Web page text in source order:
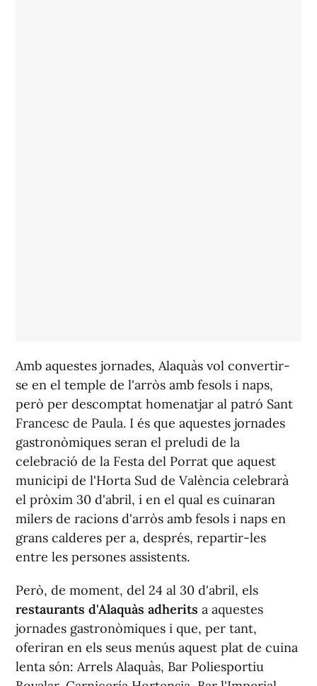
Amb aquestes jornades, Alaquàs vol convertir-
se en el temple de l'arròs amb fesols i naps,
però per descomptat homenatjar al patró Sant
Francesc de Paula. I és que aquestes jornades
gastronòmiques seran el preludi de la
celebració de la Festa del Porrat que aquest
municipi de l'Horta Sud de València celebrarà
el pròxim 30 d'abril, i en el qual es cuinaran
milers de racions d'arròs amb fesols i naps en
grans calderes per a, després, repartir-les
entre les persones assistents.
Però, de moment, del 24 al 30 d'abril, els
restaurants d'Alaquàs adherits a aquestes
jornades gastronòmiques i que, per tant,
oferiran en els seus menús aquest plat de cuina
lenta són: Arrels Alaquàs, Bar Poliesportiu